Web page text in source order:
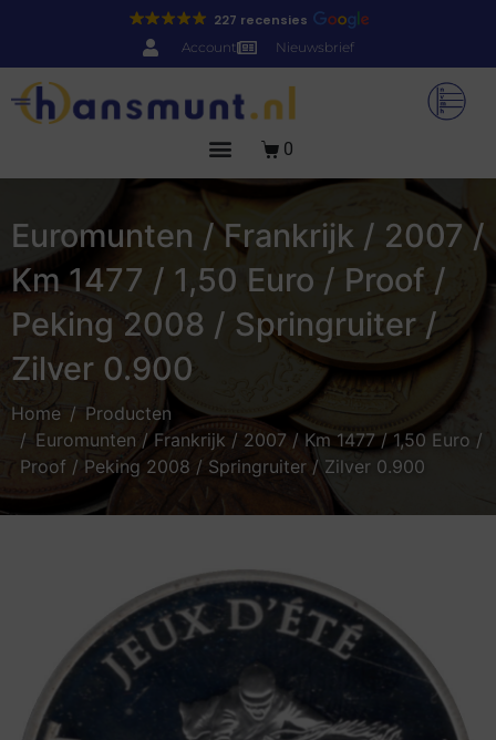
227 recensies
Account Nieuwsbrief
0
Euromunten / Frankrijk / 2007 /
Km 1477 / 1,50 Euro / Proof /
Peking 2008 / Springruiter /
Zilver 0.900
Home
Producten
Euromunten / Frankrijk / 2007 / Km 1477 / 1,50 Euro /
Proof / Peking 2008 / Springruiter / Zilver 0.900